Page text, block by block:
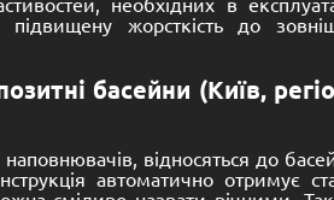
1100-1530 mm
Басейн композитний Premium
Аквапарк